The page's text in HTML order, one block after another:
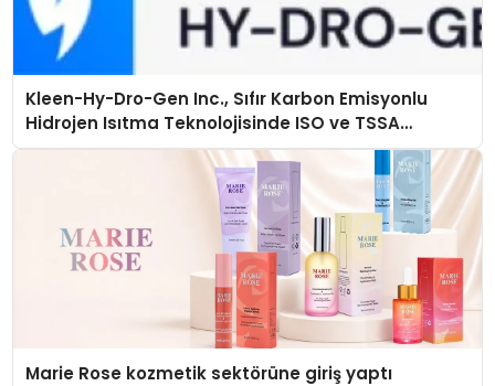
Kleen-Hy-Dro-Gen Inc., Sıfır Karbon Emisyonlu
Hidrojen Isıtma Teknolojisinde ISO ve TSSA
Düzenleyici Onaylarını Aldı
Marie Rose kozmetik sektörüne giriş yaptı